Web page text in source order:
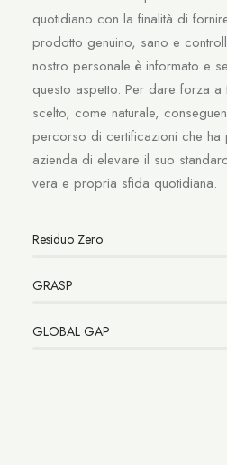
quotidiano con la finalità di
prodotto genuino, sano e
nostro personale è informato e
questo aspetto. Per dare forza a
scelto, come naturale,
percorso di certificazioni che ha
azienda di elevare il suo
vera e propria sfida quotidiana.
Residuo Zero
GRASP
GLOBAL GAP